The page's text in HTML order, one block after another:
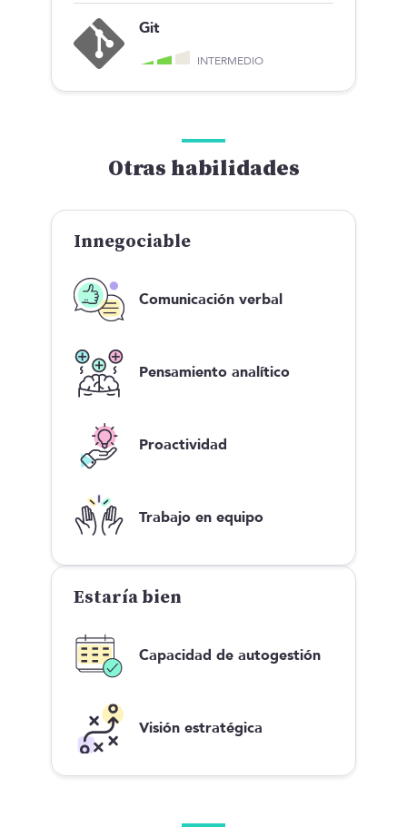
Git
INTERMEDIO
Otras habilidades
Innegociable
Comunicación verbal
Pensamiento analítico
Proactividad
Trabajo en equipo
Estaría bien
Capacidad de autogestión
Visión estratégica